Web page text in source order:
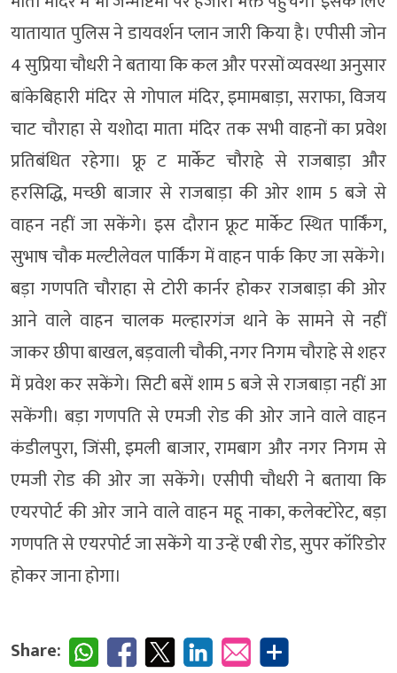
यातायात पुलिस ने डायवर्शन प्लान जारी किया है। एपीसी जोन
4 सुप्रिया चौधरी ने बताया कि कल और परसों व्यवस्था अनुसार
बांकेबिहारी मंदिर से गोपाल मंदिर, इमामबाड़ा, सराफा, विजय
चाट चौराहा से यशोदा माता मंदिर तक सभी वाहनों का प्रवेश
प्रतिबंधित रहेगा। फ्रू ट मार्केट चौराहे से राजबाड़ा और
हरसिद्धि, मच्छी बाजार से राजबाड़ा की ओर शाम 5 बजे से
वाहन नहीं जा सकेंगे। इस दौरान फ्रूट मार्केट स्थित पार्किंग,
सुभाष चौक मल्टीलेवल पार्किंग में वाहन पार्क किए जा सकेंगे।
बड़ा गणपति चौराहा से टोरी कार्नर होकर राजबाड़ा की ओर
आने वाले वाहन चालक मल्हारगंज थाने के सामने से नहीं
जाकर छीपा बाखल, बड़वाली चौकी, नगर निगम चौराहे से शहर
में प्रवेश कर सकेंगे। सिटी बसें शाम 5 बजे से राजबाड़ा नहीं आ
सकेंगी। बड़ा गणपति से एमजी रोड की ओर जाने वाले वाहन
कंडीलपुरा, जिंसी, इमली बाजार, रामबाग और नगर निगम से
एमजी रोड की ओर जा सकेंगे। एसीपी चौधरी ने बताया कि
एयरपोर्ट की ओर जाने वाले वाहन महू नाका, कलेक्टोरेट, बड़ा
गणपति से एयरपोर्ट जा सकेंगे या उन्हें एबी रोड, सुपर कॉरिडोर
होकर जाना होगा।
Share: